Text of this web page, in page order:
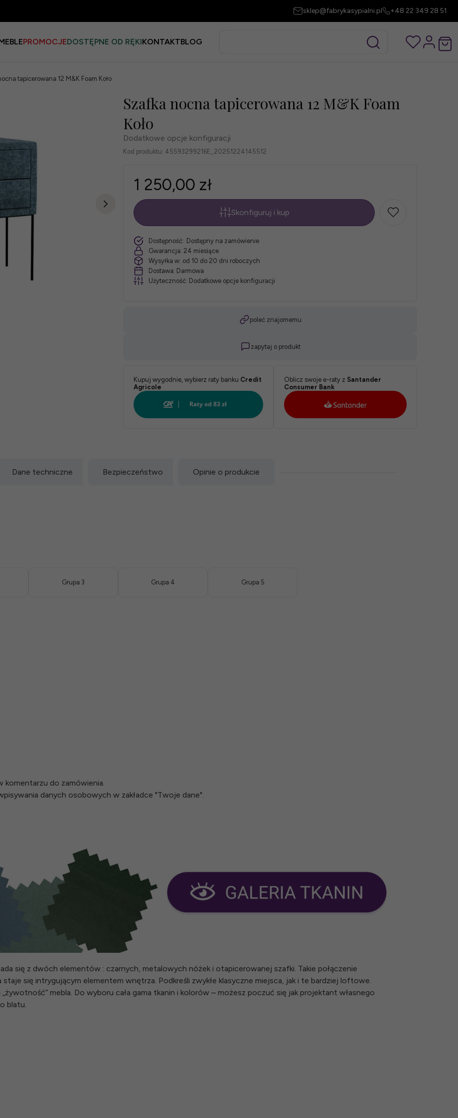
sklep@fabrykasypialni.pl +48 22 349 28 51
PROMOCJEDOSTĘPNE OD RĘKIKONTAKTBLOG
tapicerowana 12 M&K Foam Koło
Szafka nocna tapicerowana 12 M&K Foam
Koło
Dodatkowe opcje konfiguracji
Kod produktu: 45593299216E_20251224145512
1 250,00 zł
*
Obicie::
szt.
Skonfiguruj i kup
Dostępność: Dostępny na zamówienie
Gwarancja: 24 miesiące
Wysyłka w: od 10 do 20 dni roboczych
Dostawa: Darmowa
Użyteczność: Dodatkowe opcje konfiguracji
poleć znajomemu
zapytaj o produkt
Kupuj wygodnie, wybierz raty banku Credit
Agricole
Oblicz swoje e-raty z Santander
Consumer Bank
Dane techniczne Bezpieczeństwo Opinie o produkcie
Grupa 3 Grupa 4 Grupa 5
komentarzu do zamówienia.
danych osobowych w zakładce "Twoje dane".
się z dwóch elementów : czarnych, metalowych nóżek i otapicerowanej szafki. Takie połączenie
się intrygującym elementem wnętrza. Podkreśli zwykłe klasyczne miejsca, jak i te bardziej loftowe.
mebla. Do wyboru cała gama tkanin i kolorów – możesz poczuć się jak projektant własnego
blatu.